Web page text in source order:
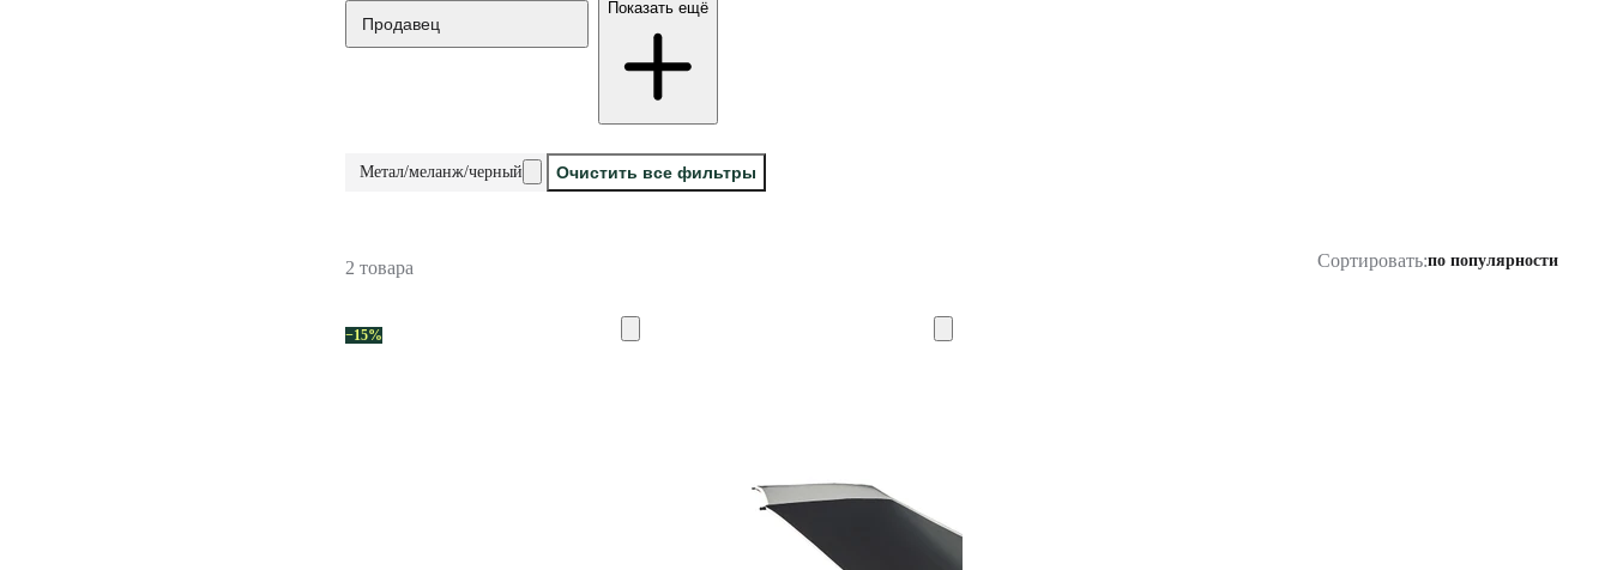
Продавец
Показать ещё
Метал/меланж/черный Очистить все фильтры
2 товара Сортировать:по популярности
−15%